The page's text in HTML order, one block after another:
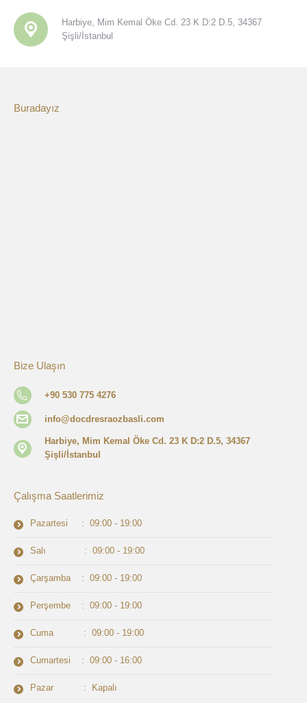
Harbiye, Mim Kemal Öke Cd. 23 K D:2 D.5, 34367
Şişli/İstanbul
Buradayız
Bize Ulaşın
+90 530 775 4276
info@docdresraozbasli.com
Harbiye, Mim Kemal Öke Cd. 23 K D:2 D.5, 34367
Şişli/İstanbul
Çalışma Saatlerimiz
Pazartesi : 09:00 - 19:00
Salı : 09:00 - 19:00
Çarşamba : 09:00 - 19:00
Perşembe : 09:00 - 19:00
Cuma : 09:00 - 19:00
Cumartesi : 09:00 - 16:00
Pazar : Kapalı